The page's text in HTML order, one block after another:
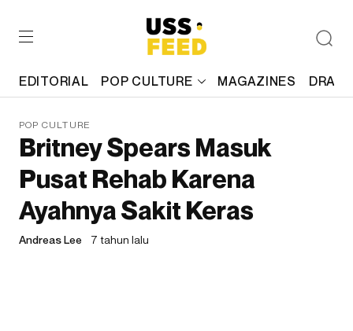
EDITORIAL POP CULTURE MAGAZINES
POP CULTURE
Britney Spears Masuk
Pusat Rehab Karena
Ayahnya Sakit Keras
Andreas Lee 7 tahun lalu